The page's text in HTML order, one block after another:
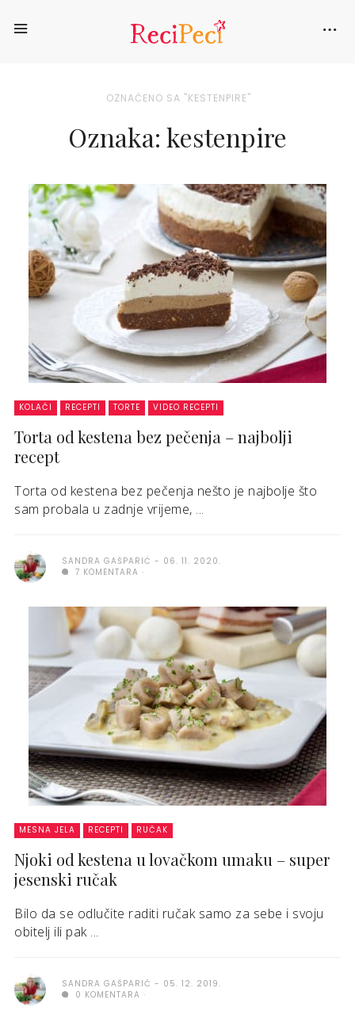
OZNAČENO SA "KESTENPIRE"
Oznaka: kestenpire
KOLAČI RECEPTI TORTE VIDEO RECEPTI
Torta od kestena bez pečenja – najbolji
recept
Torta od kestena bez pečenja nešto je najbolje što
sam probala u zadnje vrijeme, ...
SANDRA GAŠPARIĆ
06. 11. 2020.
7 KOMENTARA
MESNA JELA RECEPTI RUČAK
Njoki od kestena u lovačkom umaku – super
jesenski ručak
Bilo da se odlučite raditi ručak samo za sebe i svoju
obitelj ili pak ...
SANDRA GAŠPARIĆ
05. 12. 2019.
0 KOMENTARA